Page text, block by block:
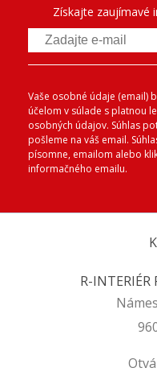
Získajte zaujímavé
Vaše osobné údaje (email)
účelom v súlade s platnou
osobných údajov. Súhlas
pošleme na váš email.
písomne, emailom alebo
informačného emailu.
R-INTERIÉR